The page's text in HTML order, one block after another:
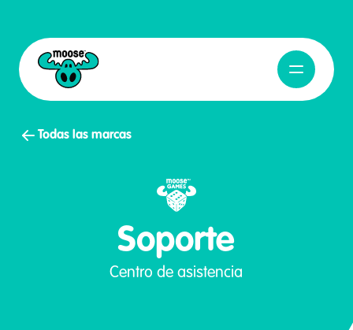
Abrir
Soporte
Centro de asistencia
Todas las marcas